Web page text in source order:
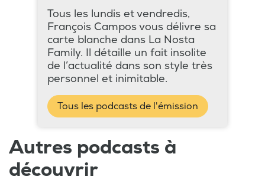
Tous les lundis et vendredis,
François Campos vous délivre sa
carte blanche dans La Nosta
Family. Il détaille un fait insolite
de l’actualité dans son style très
personnel et inimitable.
Tous les podcasts de l'émission
Autres podcasts à
découvrir